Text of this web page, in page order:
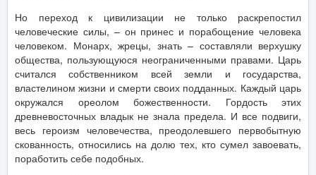
Но переход к цивилизации не только раскрепостил
человеческие силы, – он принес и порабощение человека
человеком. Монарх, жрецы, знать – составляли верхушку
общества, пользующуюся неограниченными правами. Царь
считался собственником всей земли и государства,
властелином жизни и смерти своих подданных. Каждый царь
окружался ореолом божественности. Гордость этих
древневосточных владык не знала предела. И все подвиги,
весь героизм человечества, преодолевшего первобытную
скованность, относились на долю тех, кто сумел завоевать,
поработить себе подобных.